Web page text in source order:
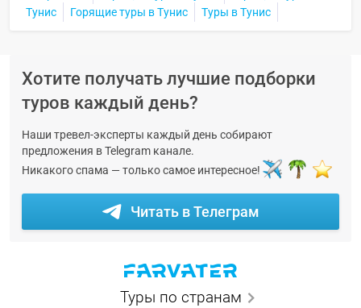
Тунис
Горящие туры в Тунис Туры в Тунис
Хотите получать лучшие подборки
туров каждый день?
Наши тревел-эксперты каждый день собирают
предложения в Telegram канале.
Никакого спама — только самое интересное!
Читать в Телеграм
Туры по странам